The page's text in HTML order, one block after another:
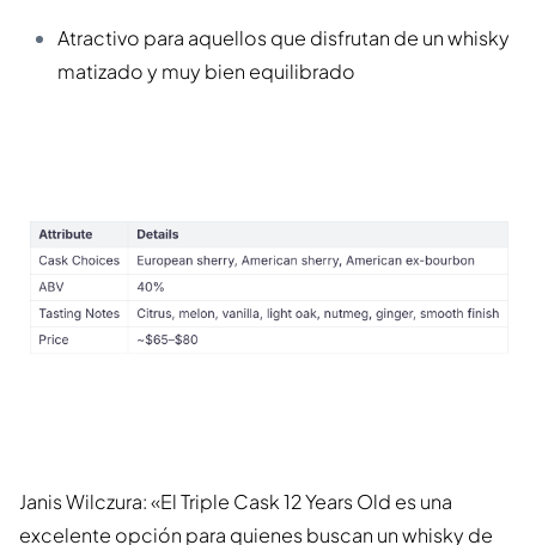
Atractivo para aquellos que disfrutan de un whisky
matizado y muy bien equilibrado
Janis Wilczura: «El Triple Cask 12 Years Old es una
excelente opción para quienes buscan un whisky de